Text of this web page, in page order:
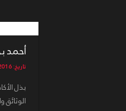
أحمد
تاريخ: 2016-04-05 - 07:35 صباحاً - قراءات: 4218
بذل